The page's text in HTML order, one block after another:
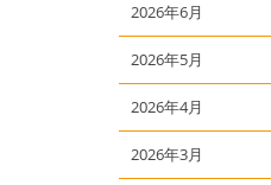
2026年6月
2026年5月
2026年4月
2026年3月